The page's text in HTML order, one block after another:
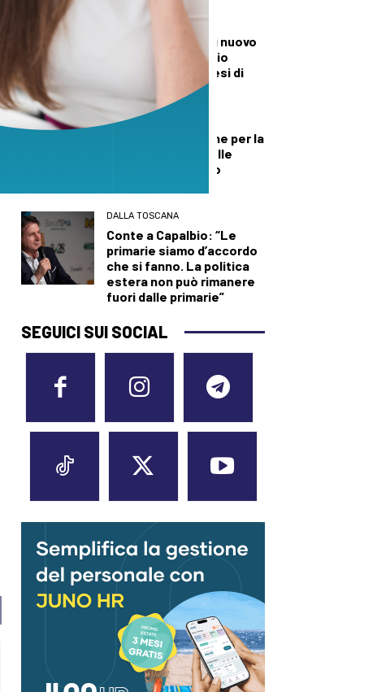
CULTURA ED EVENTI
Stefano Bandinelli nuovo
direttore dell’ufficio
stampa della diocesi di
PRIMO PIANO
Quasi mezzo milione per la
riqualificazione delle
facciate di Palazzo
DALLA TOSCANA
Conte a Capalbio: “Le
primarie siamo d’accordo
che si fanno. La politica
estera non può rimanere
fuori dalle primarie”
SEGUICI SUI SOCIAL